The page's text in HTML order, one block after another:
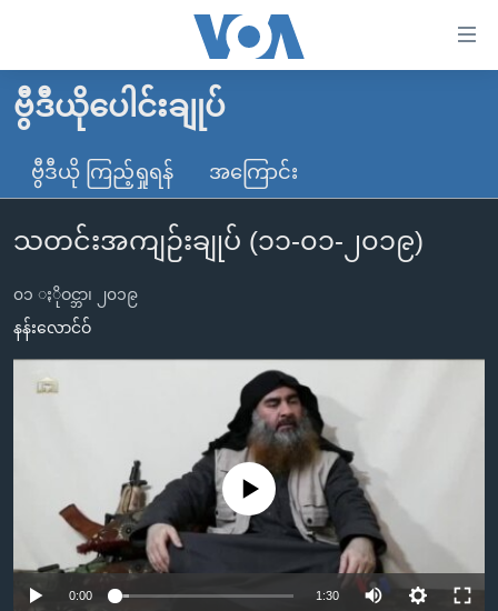
လွယ်ကူ
စေ
သည့်
များ
ပင်မ
အကြောင်းအရာ
ကျော်
စာမျက်နှာ
မူလစာမျက်နှာ
မြန်မာ
ကမ္ဘာ့သတင်းများ
နိုင်ငံတကာ
တရုတ်
အစ္စရေး-ပါလက်စတိုင်း
ဗွီဒီယို
ရပ်ဝန်းတခု လမ်းတခု အလွန်
အင်္ဂလိပ်စာလေ့လာမယ်
အမေရိကန်သုံးအီဒီယံ
ရုပ်ရှင်ထဲက အင်္ဂလိပ်စာ
သုတပဒေသာ အင်္ဂလိပ်စာ
အပတ်စဉ်ကဏ္ဍများ
ရေဒီယိုနှင့်ရုပ်သံ အချက်အလက်များ
ရေဒီယို/တီဗွီအစီအစဉ်
Learning English
ဗွီအိုအေ လူမှုကွန်ယက်များ
ဗွီဒီယိုပေါင်းချုပ်
ဗွီဒီယို ကြည့်ရှုရန် အကြောင်း
သတင်းအကျဉ်းချုပ် (၁၁-၀၁-၂၀၁၉)
၀၁ ႏိုဝင္ဘာ၊ ၂၀၁၉
နန်းလောင်ဝ်
No media source currently available
0:00 1:30